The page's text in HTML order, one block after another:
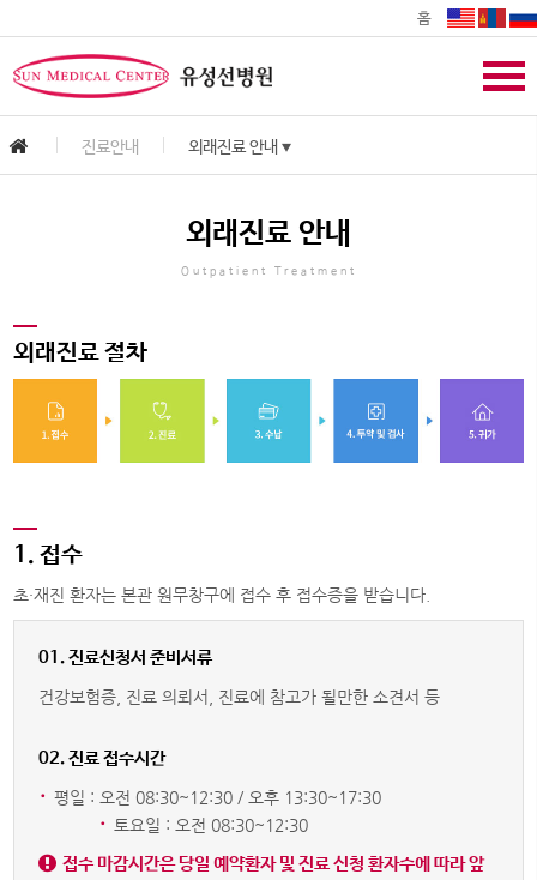
홈
진료안내 외래진료 안내 ▼
외래진료 안내
Outpatient Treatment
외래진료 절차
1. 접수
초·재진 환자는 본관 원무창구에 접수 후 접수증을 받습니다.
01. 진료신청서 준비서류
건강보험증, 진료 의뢰서, 진료에 참고가 될만한 소견서 등
02. 진료 접수시간
· 평일 : 오전 08:30~12:30 / 오후 13:30~17:30
· 토요일 : 오전 08:30~12:30
접수 마감시간은 당일 예약환자 및 진료 신청 환자수에 따라 앞